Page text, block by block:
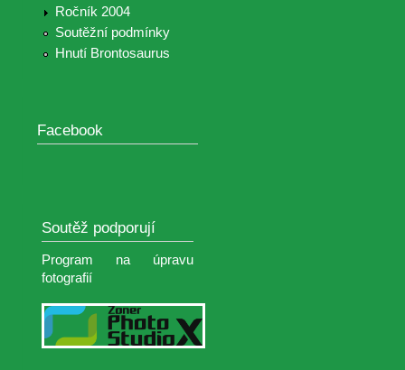
Ročník 2004
Soutěžní podmínky
Hnutí Brontosaurus
Facebook
Soutěž podporují
Program na úpravu
fotografií